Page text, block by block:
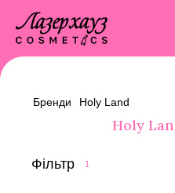
Бренди Holy Land
Holy
Фільтр 1